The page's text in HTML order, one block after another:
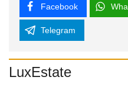
Facebook
Telegram
LuxEstate